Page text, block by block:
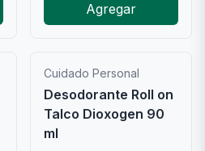
Agregar
Cuidado Personal
Desodorante Roll on
Talco Dioxogen 90
ml